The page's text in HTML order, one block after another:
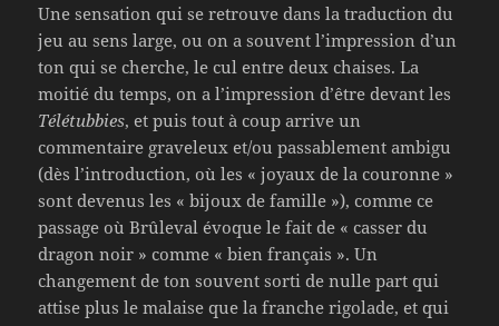
Une sensation qui se retrouve dans la traduction du
jeu au sens large, ou on a souvent l’impression d’un
ton qui se cherche, le cul entre deux chaises. La
moitié du temps, on a l’impression d’être devant les
Télétubbies, et puis tout à coup arrive un
commentaire graveleux et/ou passablement ambigu
(dès l’introduction, où les « joyaux de la couronne »
sont devenus les « bijoux de famille »), comme ce
passage où Brûleval évoque le fait de « casser du
dragon noir » comme « bien français ». Un
changement de ton souvent sorti de nulle part qui
attise plus le malaise que la franche rigolade, et qui